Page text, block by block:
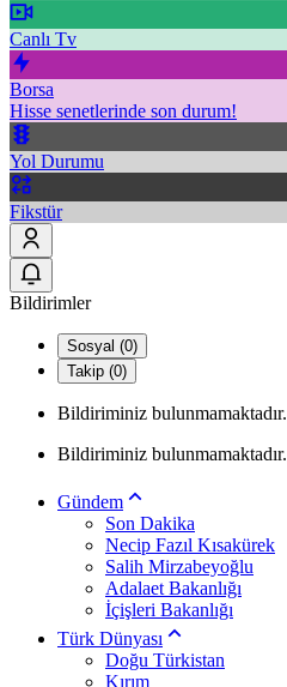
Canlı Tv
Borsa
Hisse senetlerinde son durum!
Yol Durumu
Fikstür
Bildirimler
Sosyal (0)
Takip (0)
Bildiriminiz bulunmamaktadır.
Bildiriminiz bulunmamaktadır.
Gündem
Son Dakika
Necip Fazıl Kısakürek
Salih Mirzabeyoğlu
Adalaet Bakanlığı
İçişleri Bakanlığı
Türk Dünyası
Doğu Türkistan
Kırım